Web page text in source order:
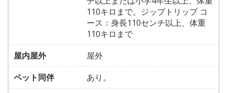
110キロまで。ジップトリップ コ
ース：身長110センチ以上、体重
110キロまで
屋内屋外
屋外
ペット同伴
あり。